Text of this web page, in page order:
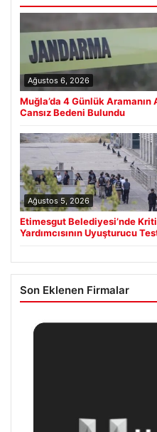
Ağustos 6, 2026
Muğla’da 4 Günlük Aramanın
Cansız Bedeni Bulundu
Ağustos 5, 2026
Etimesgut Belediyesi’nde
Yardımcısının Uyuşturucu
Son Eklenen Firmalar